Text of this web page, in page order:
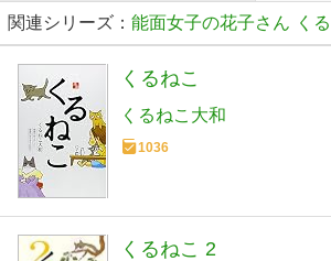
関連シリーズ： 能面女子の花子さん く
くるねこ
くるねこ大和
1036
くるねこ 2